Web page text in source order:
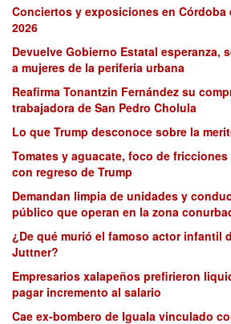
Conciertos y exposiciones en Córdoba
2026
Devuelve Gobierno Estatal esperanza,
a mujeres de la periferia urbana
Reafirma Tonantzin Fernández su
trabajadora de San Pedro Cholula
Lo que Trump desconoce sobre la
Tomates y aguacate, foco de fricciones
con regreso de Trump
Demandan limpia de unidades y
público que operan en la zona
¿De qué murió el famoso actor infantil
Juttner?
Empresarios xalapeños prefirieron
pagar incremento al salario
Cae ex-bombero de Iguala vinculado